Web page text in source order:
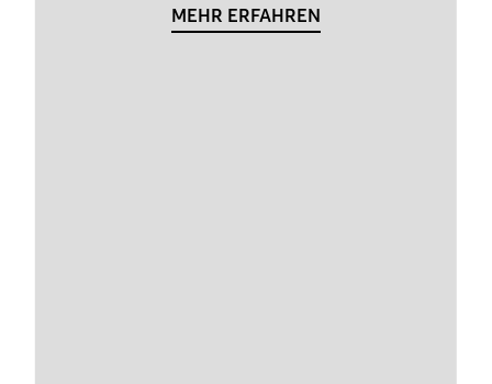
MEHR ERFAHREN